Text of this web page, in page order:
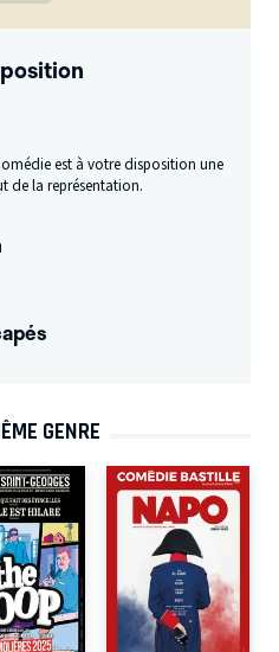
est à votre disposition une
de la représentation.
GENRE